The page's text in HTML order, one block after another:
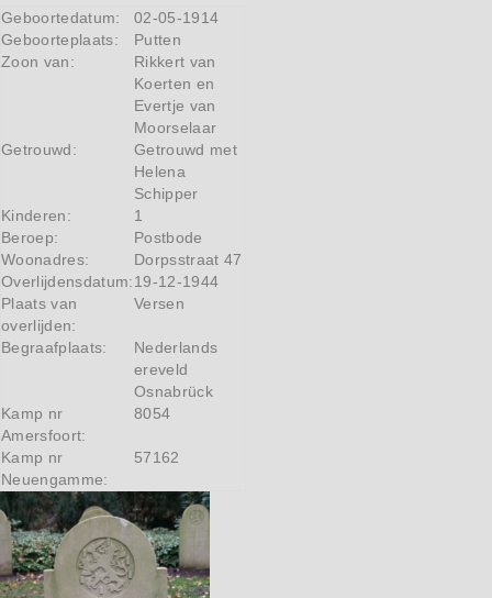
Geboortedatum:
02-05-1914
Geboorteplaats:
Putten
Zoon van:
Rikkert van
Koerten en
Evertje van
Moorselaar
Getrouwd:
Getrouwd met
Helena
Schipper
Kinderen:
1
Beroep:
Postbode
Woonadres:
Dorpsstraat 47
Overlijdensdatum:19-12-1944
Plaats van
overlijden:
Versen
Begraafplaats:
Nederlands
ereveld
Osnabrück
Kamp nr
Amersfoort:
8054
Kamp nr
Neuengamme:
57162